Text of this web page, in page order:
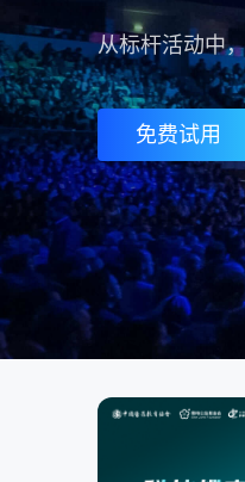
从标杆活动中
免费试用